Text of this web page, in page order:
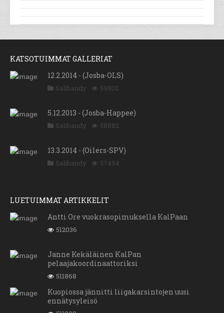
KATSOTUIMMAT GALLERIAT
12.2.2014 - (Josba-OLS)
Salibandy 59502
5.12.2013 - (Josba-Happee)
Salibandy 58882
13.3.2014 - (Oilers-SPV)
Salibandy 57494
LUETUIMMAT ARTIKKELIT
Antti Ore vuokrasopimuksella KalPaan
512036
Janne Kekäläinen KalPan
pelaajakoordinaattoriksi
511868
Kuopiossa jännitti liigakarsintojen uusi
ennätysyleisö